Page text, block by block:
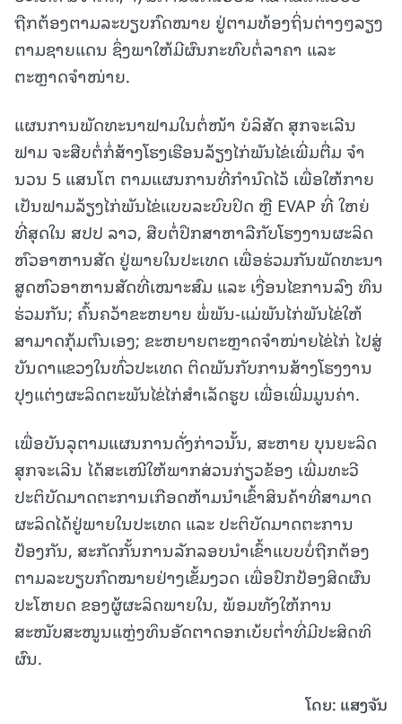
ຖືກຕ້ອງຕາມລະບຽບກົດໝາຍ ຢູ່ຕາມທ້ອງຖິ່ນຕ່າງໆລຽງ
ຕາມຊາຍແດນ ຊຶ່ງພາໃຫ້ມີຜົນກະທົບຕໍ່ລາຄາ ແລະ
ຕະຫຼາດຈໍາໜ່າຍ.
ແຜນການພັດທະນາຟາມໃນຕໍ່ໜ້າ ບໍລິສັດ ສຸກຈະເລີນ
ຟາມ ຈະສືບຕໍ່ກໍ່ສ້າງໂຮງເຮືອນລ້ຽງໄກ່ພັນໄຂ່ເພີ່ມຕື່ມ ຈໍາ
ນວນ 5 ແສນໂຕ ຕາມແຜນການທີ່ກຳນົດໄວ້ ເພື່ອໃຫ້ກາຍ
ເປັນຟາມລ້ຽງໄກ່ພັນໄຂ່ແບບລະບົບປິດ ຫຼື EVAP ທີ່ ໃຫຍ່
ທີ່ສຸດໃນ ສປປ ລາວ, ສືບຕໍ່ປຶກສາຫາລືກັບໂຮງງານຜະລິດ
ຫົວອາຫານສັດ ຢູ່ພາຍໃນປະເທດ ເພື່ອຮ່ວມກັນພັດທະນາ
ສູດຫົວອາຫານສັດທີ່ເໝາະສົມ ແລະ ເງື່ອນໄຂການລົງ ທຶນ
ຮ່ວມກັນ; ຄົ້ນຄວ້າຂະຫຍາຍ ພໍ່ພັນ-ແມ່ພັນໄກ່ພັນໄຂ່ໃຫ້
ສາມາດກຸ້ມຕົນເອງ; ຂະຫຍາຍຕະຫຼາດຈໍາໜ່າຍໄຂ່ໄກ່ ໄປສູ່
ບັນດາແຂວງໃນທົ່ວປະເທດ ຕິດພັນກັບການສ້າງໂຮງງານ
ປຸງແຕ່ງຜະລິດຕະພັນໄຂ່ໄກ່ສໍາເລັດຮູບ ເພື່ອເພີ່ມມູນຄ່າ.
ເພື່ອບັນລຸຕາມແຜນການດັ່ງກ່າວນັ້ນ, ສະຫາຍ ບຸນຍະລິດ
ສຸກຈະເລີນ ໄດ້ສະເໜີໃຫ້ພາກສ່ວນກ່ຽວຂ້ອງ ເພີ່ມທະວີ
ປະຕິບັດມາດຕະການເກືອດຫ້າມນໍາເຂົ້າສິນຄ້າທີ່ສາມາດ
ຜະລິດໄດ້ຢູ່ພາຍໃນປະເທດ ແລະ ປະຕິບັດມາດຕະການ
ປ້ອງກັນ, ສະກັດກັ້ນການລັກລອບນໍາເຂົ້າແບບບໍ່ຖືກຕ້ອງ
ຕາມລະບຽບກົດໝາຍຢ່າງເຂັ້ມງວດ ເພື່ອປົກປ້ອງສິດຜົນ
ປະໂຫຍດ ຂອງຜູ້ຜະລິດພາຍໃນ, ພ້ອມທັງໃຫ້ການ
ສະໜັບສະໜູນແຫຼ່ງທຶນອັດຕາດອກເບ້ຍຕໍ່າທີ່ມີປະສິດທິ
ຜົນ.
ໂດຍ: ແສງຈັນ